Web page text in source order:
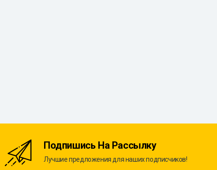
Подпишись На Рассылку
Лучшие предложения для наших подписчиков!